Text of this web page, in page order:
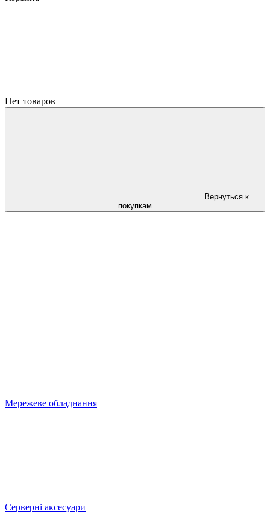
Нет товаров
Вернуться к
покупкам
Мережеве обладнання
Серверні аксесуари